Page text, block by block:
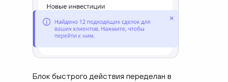
Блок быстрого действия переделан в